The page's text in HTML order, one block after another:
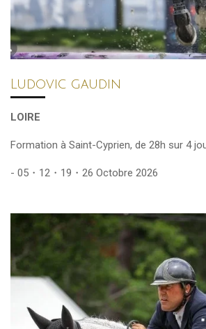
Ludovic gaudin
LOIRE
Formation à Saint-Cyprien, de 28h sur 4
- 05・12・19・26 Octobre 2026